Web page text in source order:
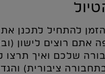
להתחיל לתכנן
אתם רוצים לישון
שלכם ואיך
ציבורית)